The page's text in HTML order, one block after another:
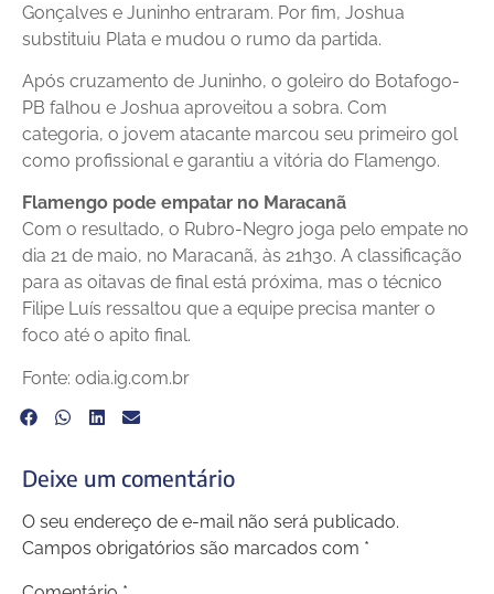
Gonçalves e Juninho entraram. Por fim, Joshua
substituiu Plata e mudou o rumo da partida.
Após cruzamento de Juninho, o goleiro do Botafogo-
PB falhou e Joshua aproveitou a sobra. Com
categoria, o jovem atacante marcou seu primeiro gol
como profissional e garantiu a vitória do Flamengo.
Flamengo pode empatar no Maracanã
Com o resultado, o Rubro-Negro joga pelo empate no
dia 21 de maio, no Maracanã, às 21h30. A classificação
para as oitavas de final está próxima, mas o técnico
Filipe Luís ressaltou que a equipe precisa manter o
foco até o apito final.
Fonte: odia.ig.com.br
Deixe um comentário
O seu endereço de e-mail não será publicado.
Campos obrigatórios são marcados com *